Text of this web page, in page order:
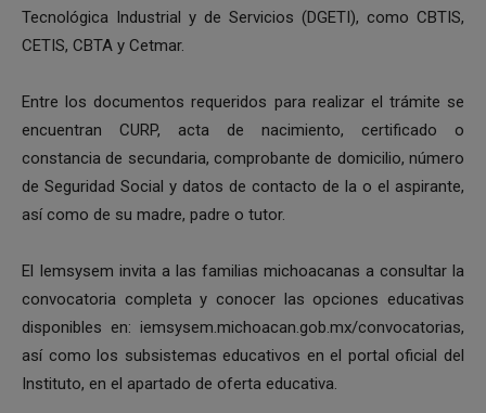
Tecnológica Industrial y de Servicios (DGETI), como CBTIS,
CETIS, CBTA y Cetmar.
Entre los documentos requeridos para realizar el trámite se
encuentran CURP, acta de nacimiento, certificado o
constancia de secundaria, comprobante de domicilio, número
de Seguridad Social y datos de contacto de la o el aspirante,
así como de su madre, padre o tutor.
El Iemsysem invita a las familias michoacanas a consultar la
convocatoria completa y conocer las opciones educativas
disponibles en: iemsysem.michoacan.gob.mx/convocatorias,
así como los subsistemas educativos en el portal oficial del
Instituto, en el apartado de oferta educativa.